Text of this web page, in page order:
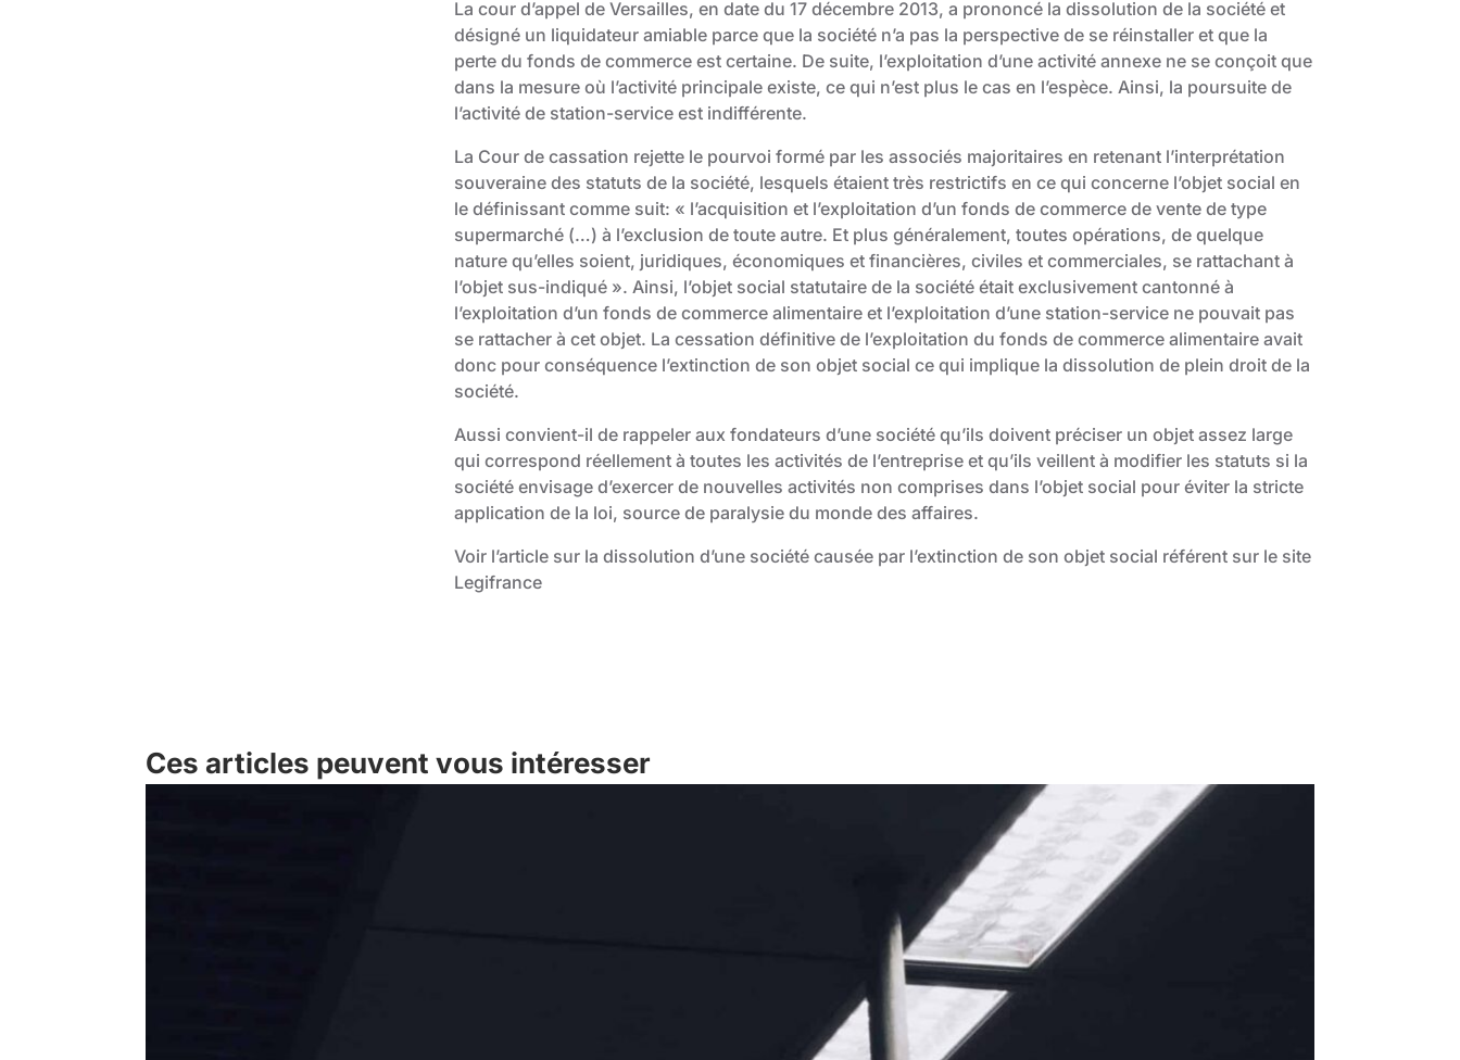
La cour d’appel de Versailles, en date du 17 décembre 2013, a prononcé la dissolution de la société et
désigné un liquidateur amiable parce que la société n’a pas la perspective de se réinstaller et que la
perte du fonds de commerce est certaine. De suite, l’exploitation d’une activité annexe ne se conçoit que
dans la mesure où l’activité principale existe, ce qui n’est plus le cas en l’espèce. Ainsi, la poursuite de
l’activité de station-service est indifférente.
La Cour de cassation rejette le pourvoi formé par les associés majoritaires en retenant l’interprétation
souveraine des statuts de la société, lesquels étaient très restrictifs en ce qui concerne l’objet social en
le définissant comme suit: « l’acquisition et l’exploitation d’un fonds de commerce de vente de type
supermarché (…) à l’exclusion de toute autre. Et plus généralement, toutes opérations, de quelque
nature qu’elles soient, juridiques, économiques et financières, civiles et commerciales, se rattachant à
l’objet sus-indiqué ». Ainsi, l’objet social statutaire de la société était exclusivement cantonné à
l’exploitation d’un fonds de commerce alimentaire et l’exploitation d’une station-service ne pouvait pas
se rattacher à cet objet. La cessation définitive de l’exploitation du fonds de commerce alimentaire avait
donc pour conséquence l’extinction de son objet social ce qui implique la dissolution de plein droit de la
société.
Aussi convient-il de rappeler aux fondateurs d’une société qu’ils doivent préciser un objet assez large
qui correspond réellement à toutes les activités de l’entreprise et qu’ils veillent à modifier les statuts si la
société envisage d’exercer de nouvelles activités non comprises dans l’objet social pour éviter la stricte
application de la loi, source de paralysie du monde des affaires.
Voir l’article sur la dissolution d’une société causée par l’extinction de son objet social référent sur le site
Legifrance
Ces articles peuvent vous intéresser